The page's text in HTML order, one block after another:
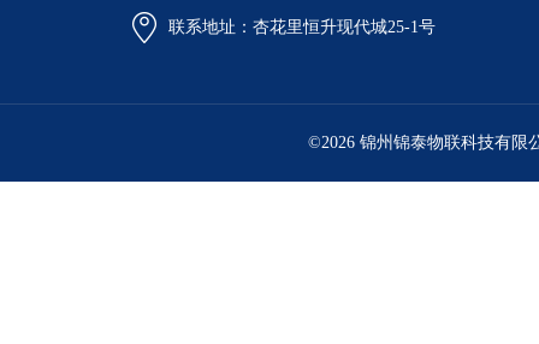
联系地址：杏花里恒升现代城25-1号
©2026 锦州锦泰物联科技有限